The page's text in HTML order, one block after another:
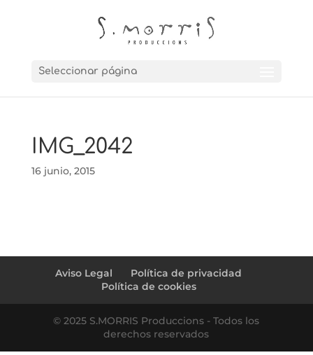
Seleccionar página
IMG_2042
16 junio, 2015
Aviso Legal
Política de privacidad
Política de cookies
© 2025 S.MORRIS Produccions - Todos los
derechos reservados